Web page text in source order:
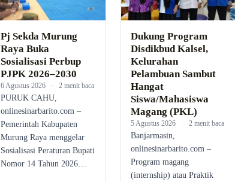
Pj Sekda Murung
Raya Buka
Sosialisasi Perbup
PJPK 2026–2030
6 Agustus 2026 · 2 menit baca
PURUK CAHU,
onlinesinarbarito.com –
Pemerintah Kabupaten
Murung Raya menggelar
Sosialisasi Peraturan Bupati
Nomor 14 Tahun 2026…
Dukung Program
Disdikbud Kalsel,
Kelurahan
Pelambuan Sambut
Hangat
Siswa/Mahasiswa
Magang (PKL)
5 Agustus 2026 · 2 menit baca
Banjarmasin,
onlinesinarbarito.com –
Program magang
(internship) atau Praktik